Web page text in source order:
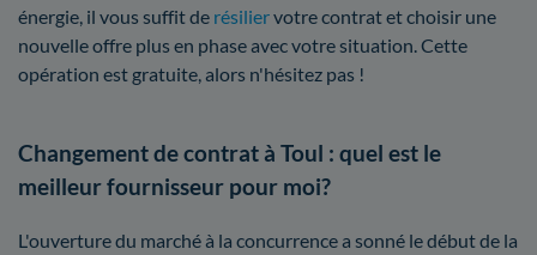
énergie, il vous suffit de résiliervotre contrat et choisir une
nouvelle offre plus en phase avec votre situation. Cette
opération est gratuite, alors n'hésitez pas !
Changement de contrat à Toul : quel est le
meilleur fournisseur pour moi?
L'ouverture du marché à la concurrence a sonné le début de la